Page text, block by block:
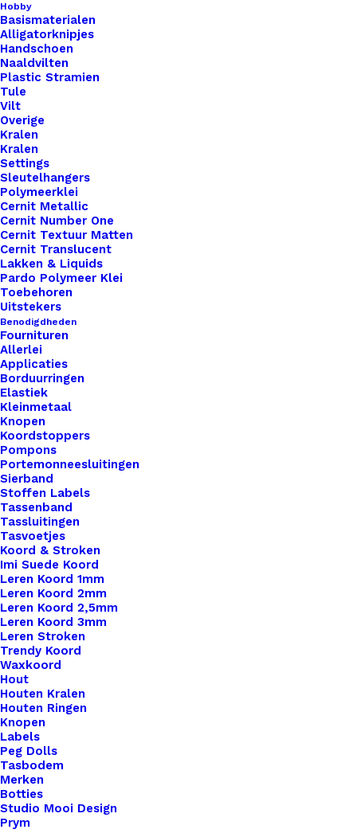
Hobby
Basismaterialen
Alligatorknipjes
Handschoen
Naaldvilten
Plastic Stramien
Tule
Vilt
Overige
Kralen
Kralen
Settings
Sleutelhangers
Polymeerklei
Cernit Metallic
Cernit Number One
Cernit Textuur Matten
Cernit Translucent
Lakken & Liquids
Pardo Polymeer Klei
Toebehoren
Uitstekers
Benodigdheden
Fournituren
Allerlei
Applicaties
Borduurringen
Elastiek
Kleinmetaal
Knopen
Koordstoppers
Pompons
Portemonneesluitingen
Sierband
Stoffen Labels
Tassenband
Tassluitingen
Tasvoetjes
Koord & Stroken
Imi Suede Koord
Leren Koord 1mm
Leren Koord 2mm
Leren Koord 2,5mm
Leren Koord 3mm
Leren Stroken
Trendy Koord
Waxkoord
Hout
Houten Kralen
Houten Ringen
Knopen
Labels
Peg Dolls
Tasbodem
Merken
Botties
Studio Mooi Design
Prym
Nog meer leuks!
Leren Tas Hengsel Lengte 40cm Koraal
€11,95